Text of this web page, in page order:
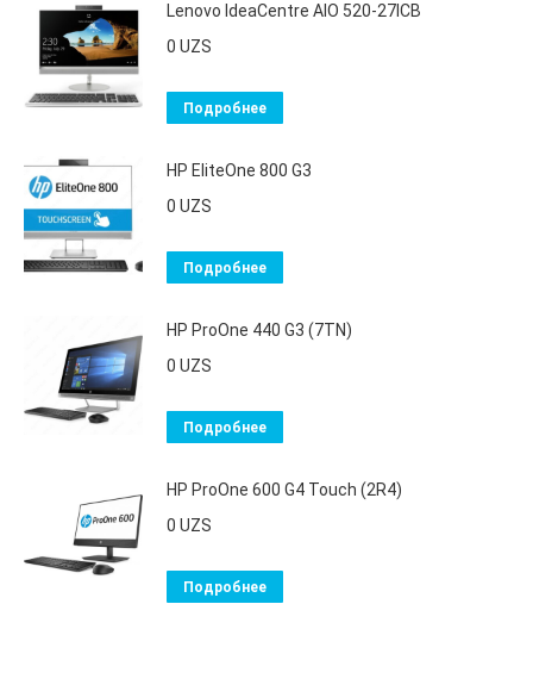
Lenovo IdeaCentre AIO 520-27ICB
0 UZS
Подробнее
HP EliteOne 800 G3
0 UZS
Подробнее
HP ProOne 440 G3 (7TN)
0 UZS
Подробнее
HP ProOne 600 G4 Touch (2R4)
0 UZS
Подробнее